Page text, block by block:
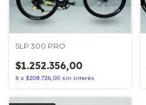
SLP 300 PRO
$1.252.356,00
6 x $208.726,00 sin interés